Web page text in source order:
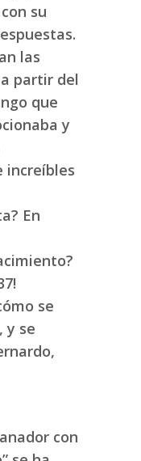
su
las
partir del
que
y
increíbles
En
se
y se
con